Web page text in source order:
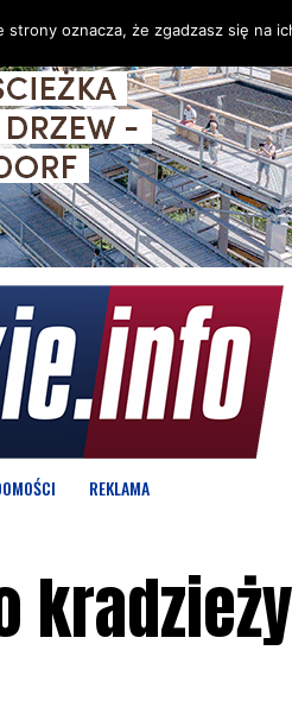
REKLAMA
kradzieży
oznacza, że zgadzasz się na